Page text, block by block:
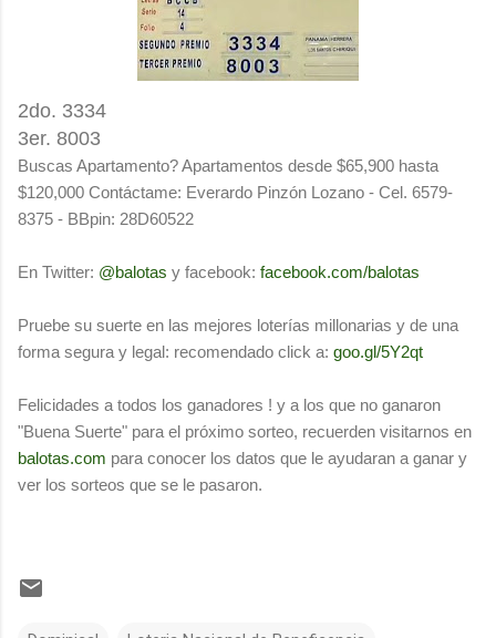
2do. 3334
3er. 8003
Buscas Apartamento? Apartamentos desde $65,900 hasta
$120,000 Contáctame: Everardo Pinzón Lozano - Cel. 6579-
8375 - BBpin: 28D60522
En Twitter: @balotas y facebook: facebook.com/balotas
Pruebe su suerte en las mejores loterías millonarias y de una
forma segura y legal: recomendado click a: goo.gl/5Y2qt
Felicidades a todos los ganadores ! y a los que no ganaron
"Buena Suerte" para el próximo sorteo, recuerden visitarnos en
balotas.com para conocer los datos que le ayudaran a ganar y
ver los sorteos que se le pasaron.